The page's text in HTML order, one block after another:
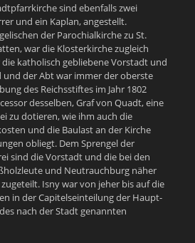
sind ebenfalls zwei
und ein Kaplan, angestellt.
der Parochialkirche zu St.
war die Klosterkirche zugleich
katholisch gebliebene Vorstadt und
und der Abt war immer der oberste
des Reichsstiftes im Jahr 1802
desselben, Graf von Quadt, eine
zu dotieren, wie ihm auch die
und die Baulast an der Kirche
obliegt. Dem Sprengel der
sind die Vorstadt und die bei den
und Neutrauchburg näher
Isny war von jeher bis auf die
in der Capitelseinteilung der Haupt-
nach der Stadt genannten